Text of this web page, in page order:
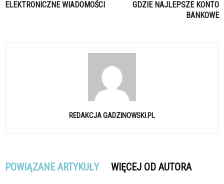
ELEKTRONICZNE WIADOMOŚCI
GDZIE NAJLEPSZE KONTO
BANKOWE
REDAKCJA GADZINOWSKI.PL
POWIĄZANE ARTYKUŁY WIĘCEJ OD AUTORA